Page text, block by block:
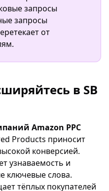
запросы
запросы
от
в SB
Amazon PPC
Products приносит
конверсией.
узнаваемость и
ключевые слова.
тёплых покупателей